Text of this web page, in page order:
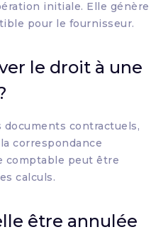
initiale. Elle génère
pour le fournisseur.
le droit à une
documents contractuels,
correspondance
comptable peut être
calculs.
être annulée